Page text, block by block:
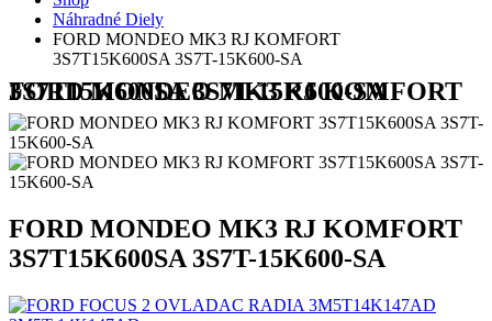
Náhradné Diely
FORD MONDEO MK3 RJ KOMFORT
3S7T15K600SA 3S7T-15K600-SA
FORD MONDEO MK3 RJ KOMFORT 3S7T15K600SA 3S7T-15K600-SA
FORD MONDEO MK3 RJ KOMFORT
3S7T15K600SA 3S7T-15K600-SA